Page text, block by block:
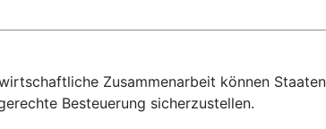
Zusammenarbeit können
Besteuerung sicherzustellen.